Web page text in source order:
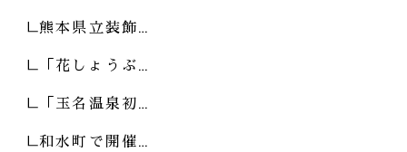
熊本県立装飾…
「花しょうぶ…
「玉名温泉初…
和水町で開催…